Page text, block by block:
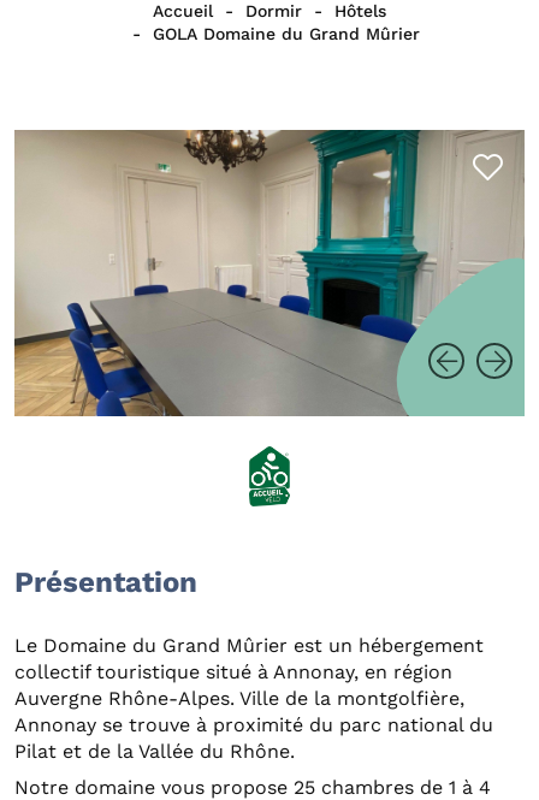
Accueil Dormir
Hôtels
GOLA Domaine du Grand Mûrier
Présentation
Le Domaine du Grand Mûrier est un hébergement
collectif touristique situé à Annonay, en région
Auvergne Rhône-Alpes. Ville de la montgolfière,
Annonay se trouve à proximité du parc national du
Pilat et de la Vallée du Rhône.
Notre domaine vous propose 25 chambres de 1 à 4